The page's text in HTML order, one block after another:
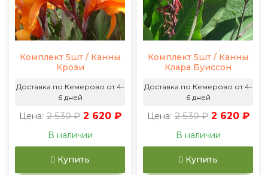
Комплект 5шт / Канны
Крози
Доставка по Кемерово от 4-
6 дней
Цена: 2 530 ₽ 2 620 ₽
В наличии
Купить
Комплект 5шт / Канны
Клара Буиссон
Доставка по Кемерово от 4-
6 дней
Цена: 2 530 ₽ 2 620 ₽
В наличии
Купить